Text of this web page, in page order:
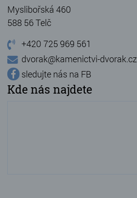
Myslibořská 460
588 56 Telč
+420 725 969 561
dvorak@kamenictvi-dvorak.cz
sledujte nás na FB
Kde nás najdete